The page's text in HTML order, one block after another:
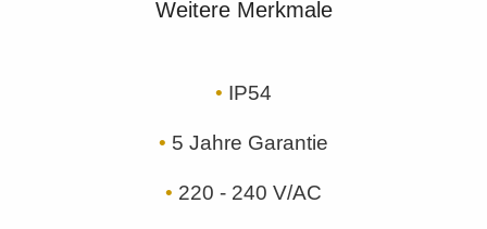
Weitere Merkmale
• IP54
• 5 Jahre Garantie
• 220 - 240 V/AC